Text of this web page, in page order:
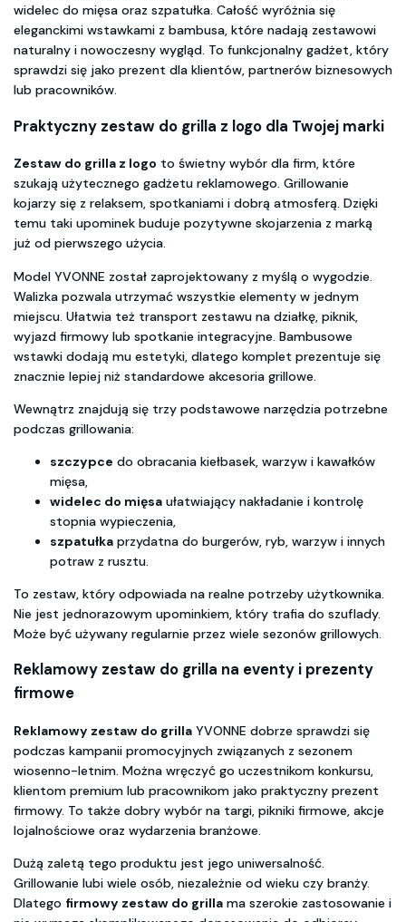
widelec do mięsa oraz szpatułka. Całość wyróżnia się
eleganckimi wstawkami z bambusa, które nadają zestawowi
naturalny i nowoczesny wygląd. To funkcjonalny gadżet, który
sprawdzi się jako prezent dla klientów, partnerów biznesowych
lub pracowników.
Praktyczny zestaw do grilla z logo dla Twojej marki
Zestaw do grilla z logo to świetny wybór dla firm, które
szukają użytecznego gadżetu reklamowego. Grillowanie
kojarzy się z relaksem, spotkaniami i dobrą atmosferą. Dzięki
temu taki upominek buduje pozytywne skojarzenia z marką
już od pierwszego użycia.
Model YVONNE został zaprojektowany z myślą o wygodzie.
Walizka pozwala utrzymać wszystkie elementy w jednym
miejscu. Ułatwia też transport zestawu na działkę, piknik,
wyjazd firmowy lub spotkanie integracyjne. Bambusowe
wstawki dodają mu estetyki, dlatego komplet prezentuje się
znacznie lepiej niż standardowe akcesoria grillowe.
Wewnątrz znajdują się trzy podstawowe narzędzia potrzebne
podczas grillowania:
szczypce do obracania kiełbasek, warzyw i kawałków
mięsa,
widelec do mięsa ułatwiający nakładanie i kontrolę
stopnia wypieczenia,
szpatułka przydatna do burgerów, ryb, warzyw i innych
potraw z rusztu.
To zestaw, który odpowiada na realne potrzeby użytkownika.
Nie jest jednorazowym upominkiem, który trafia do szuflady.
Może być używany regularnie przez wiele sezonów grillowych.
Reklamowy zestaw do grilla na eventy i prezenty
firmowe
Reklamowy zestaw do grilla YVONNE dobrze sprawdzi się
podczas kampanii promocyjnych związanych z sezonem
wiosenno-letnim. Można wręczyć go uczestnikom konkursu,
klientom premium lub pracownikom jako praktyczny prezent
firmowy. To także dobry wybór na targi, pikniki firmowe, akcje
lojalnościowe oraz wydarzenia branżowe.
Dużą zaletą tego produktu jest jego uniwersalność.
Grillowanie lubi wiele osób, niezależnie od wieku czy branży.
Dlatego firmowy zestaw do grilla ma szerokie zastosowanie i